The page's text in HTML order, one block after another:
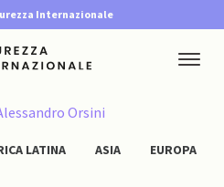
Internazionale
Orsini
LATINA ASIA EUROPA